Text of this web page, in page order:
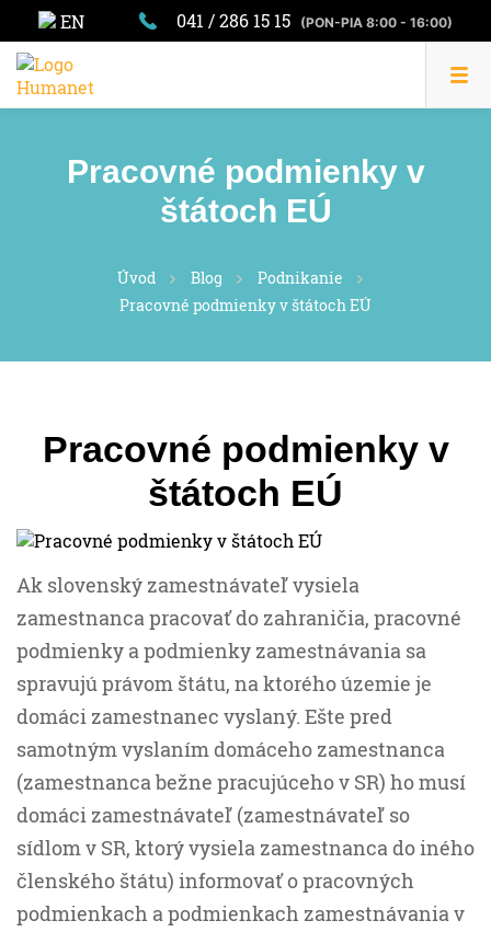
EN 041 / 286 15 15 (PON-PIA 8:00 - 16:00)
Pracovné podmienky v
štátoch EÚ
Úvod Blog
Podnikanie
Pracovné podmienky v štátoch EÚ
Pracovné podmienky v
štátoch EÚ
Ak slovenský zamestnávateľ vysiela
zamestnanca pracovať do zahraničia, pracovné
podmienky a podmienky zamestnávania sa
spravujú právom štátu, na ktorého územie je
domáci zamestnanec vyslaný. Ešte pred
samotným vyslaním domáceho zamestnanca
(zamestnanca bežne pracujúceho v SR) ho musí
domáci zamestnávateľ (zamestnávateľ so
sídlom v SR, ktorý vysiela zamestnanca do iného
členského štátu) informovať o pracovných
podmienkach a podmienkach zamestnávania v